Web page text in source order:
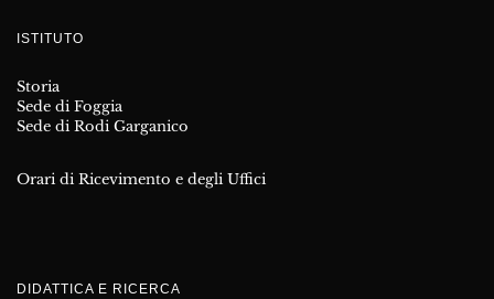
ISTITUTO
Storia
Sede di Foggia
Sede di Rodi Garganico
Orari di Ricevimento e degli Uffici
DIDATTICA E RICERCA